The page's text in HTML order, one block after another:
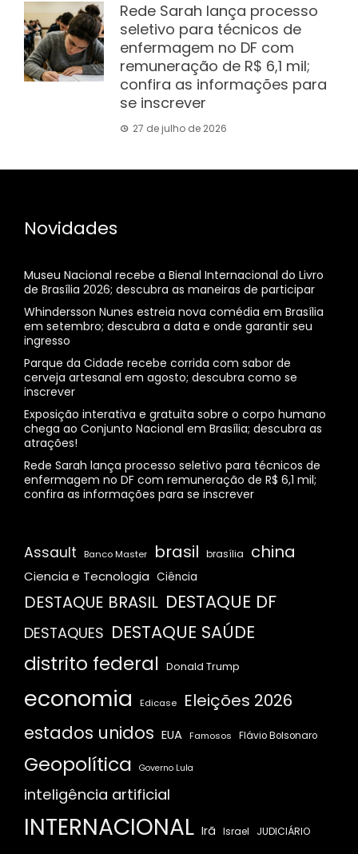
Rede Sarah lança processo
seletivo para técnicos de
enfermagem no DF com
remuneração de R$ 6,1 mil;
confira as informações para
se inscrever
27 de julho de 2026
Novidades
Museu Nacional recebe a Bienal Internacional do Livro
de Brasília 2026; descubra as maneiras de participar
Whindersson Nunes estreia nova comédia em Brasília
em setembro; descubra a data e onde garantir seu
ingresso
Parque da Cidade recebe corrida com sabor de
cerveja artesanal em agosto; descubra como se
inscrever
Exposição interativa e gratuita sobre o corpo humano
chega ao Conjunto Nacional em Brasília; descubra as
atrações!
Rede Sarah lança processo seletivo para técnicos de
enfermagem no DF com remuneração de R$ 6,1 mil;
confira as informações para se inscrever
Assault Banco Master brasil brasília china
Ciencia e Tecnologia Ciência
DESTAQUE BRASIL DESTAQUE DF
DESTAQUES DESTAQUE SAÚDE
distrito federal Donald Trump
economia Edicase Eleições 2026
estados unidos EUA Famosos Flávio Bolsonaro
Geopolítica Governo Lula
inteligência artificial
INTERNACIONAL Irã Israel JUDICIÁRIO